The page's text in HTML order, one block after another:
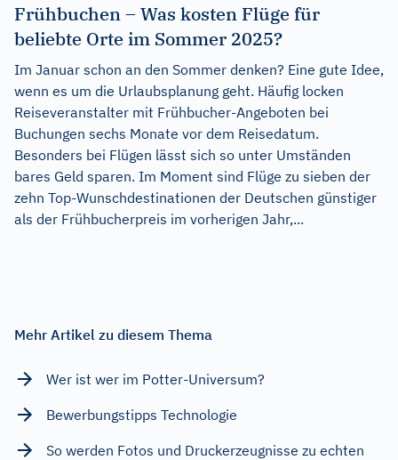
Frühbuchen – Was kosten Flüge für
beliebte Orte im Sommer 2025?
Im Januar schon an den Sommer denken? Eine gute Idee,
wenn es um die Urlaubsplanung geht. Häufig locken
Reiseveranstalter mit Frühbucher-Angeboten bei
Buchungen sechs Monate vor dem Reisedatum.
Besonders bei Flügen lässt sich so unter Umständen
bares Geld sparen. Im Moment sind Flüge zu sieben der
zehn Top-Wunschdestinationen der Deutschen günstiger
als der Frühbucherpreis im vorherigen Jahr,...
Mehr Artikel zu diesem Thema
Wer ist wer im Potter-Universum?
Bewerbungstipps Technologie
So werden Fotos und Druckerzeugnisse zu echten